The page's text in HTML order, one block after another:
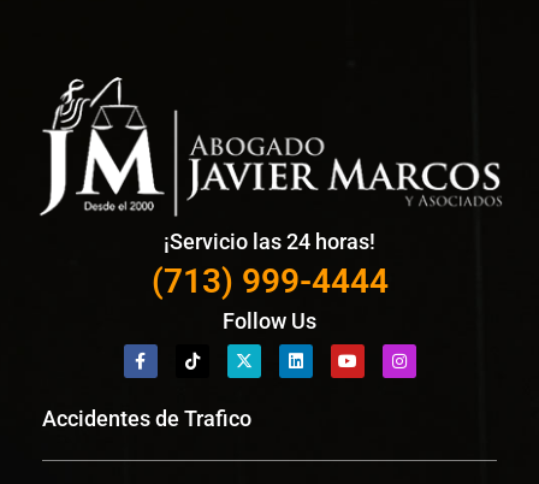
¡Servicio las 24 horas!
(713) 999-4444
Follow Us
Accidentes de Trafico